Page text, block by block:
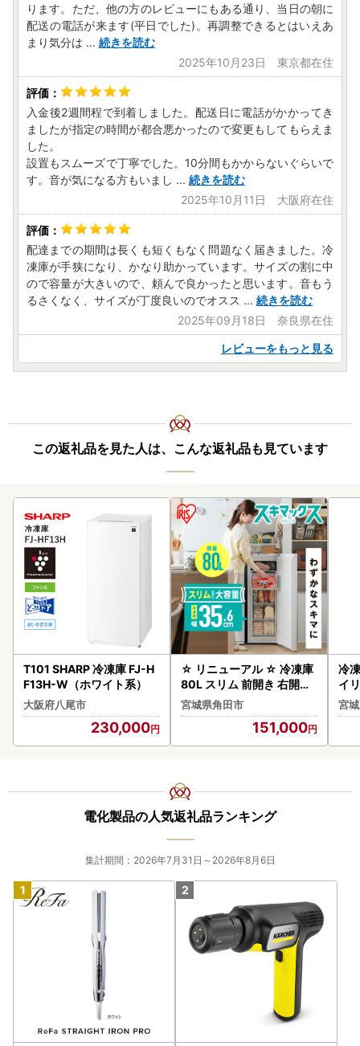
ります。ただ、他の方のレビューにもある通り、当日の朝に
配送の電話が来ます(平日でした)。再調整できるとはいえあ
まり気分は ... 続きを読む
2025年10月23日 東京都在住
入金後2週間程で到着しました。配送日に電話がかかってき
ましたが指定の時間が都合悪かったので変更もしてもらえま
した。
設置もスムーズで丁寧でした。10分間もかからないぐらいで
す。音が気になる方もいまし ... 続きを読む
2025年10月11日 大阪府在住
配達までの期間は長くも短くもなく問題なく届きました。冷
凍庫が手狭になり、かなり助かっています。サイズの割に中
ので容量が大きいので、頼んで良かったと思います。音もう
るさくなく、サイズが丁度良いのでオスス ... 続きを読む
2025年09月18日 奈良県在住
レビューをもっと見る
この返礼品を見た人は、こんな返礼品も見ています
T101 SHARP 冷凍庫 FJ-H
F13H-W（ホワイト系）
大阪府八尾市
230,000
☆ リニューアル ☆ 冷凍庫
80L スリム 前開き 右開き
アイリスオーヤマ スキマ
ックス IUSN-S8D-W ホワ
宮城県角田市
151,000
冷
イ
-W
宮
電化製品の人気返礼品ランキング
集計期間：2026年7月31日～2026年8月6日